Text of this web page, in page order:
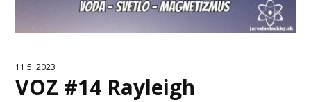
11.5. 2023
VOZ #14 Rayleigh